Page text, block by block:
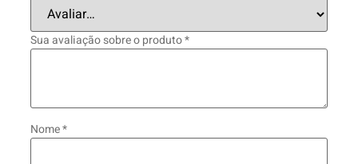
Sua avaliação sobre o produto*
Nome*